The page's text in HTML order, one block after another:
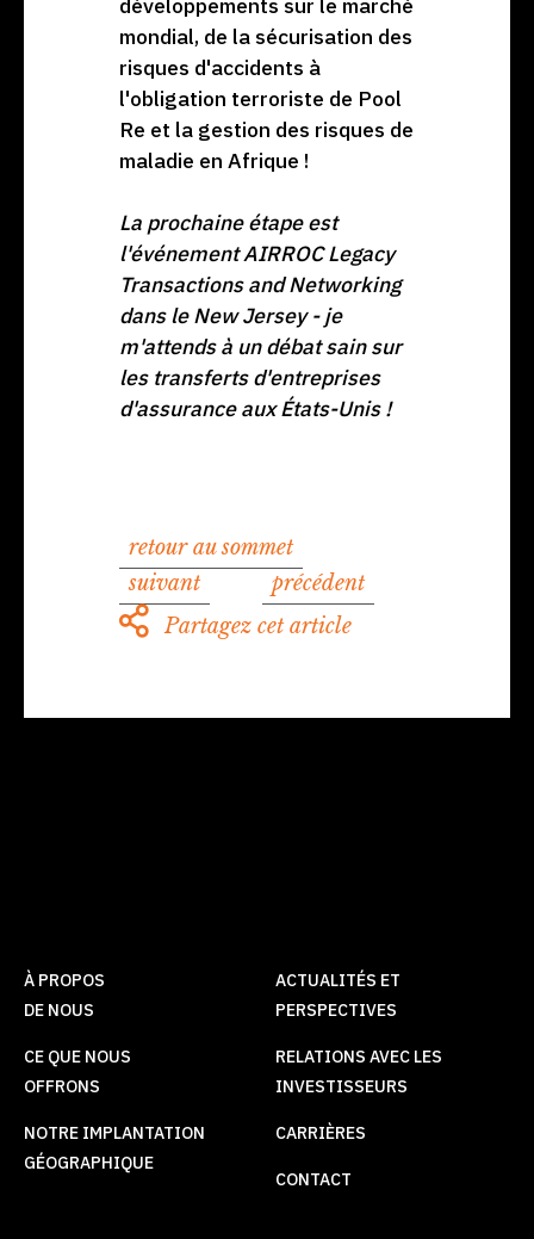
mondial, de la sécurisation des
risques d'accidents à
l'obligation terroriste de Pool
Re et la gestion des risques de
maladie en Afrique !
La prochaine étape est
l'événement AIRROC Legacy
Transactions and Networking
dans le New Jersey - je
m'attends à un débat sain sur
les transferts d'entreprises
d'assurance aux États-Unis !
retour au sommet
suivant
précédent
Partagez cet article
À PROPOS
DE NOUS
CE QUE NOUS
OFFRONS
NOTRE IMPLANTATION
GÉOGRAPHIQUE
ACTUALITÉS ET
PERSPECTIVES
RELATIONS AVEC LES
INVESTISSEURS
CARRIÈRES
CONTACT